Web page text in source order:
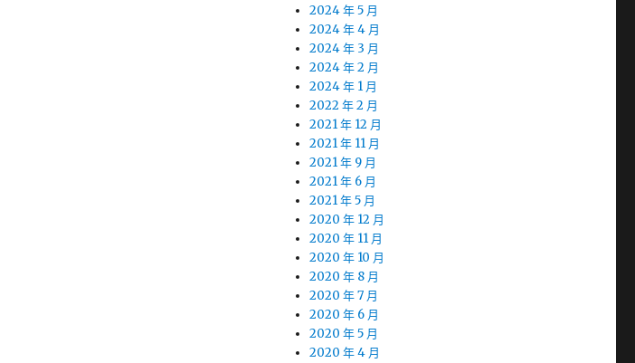
2024 年 5 月
2024 年 4 月
2024 年 3 月
2024 年 2 月
2024 年 1 月
2022 年 2 月
2021 年 12 月
2021 年 11 月
2021 年 9 月
2021 年 6 月
2021 年 5 月
2020 年 12 月
2020 年 11 月
2020 年 10 月
2020 年 8 月
2020 年 7 月
2020 年 6 月
2020 年 5 月
2020 年 4 月